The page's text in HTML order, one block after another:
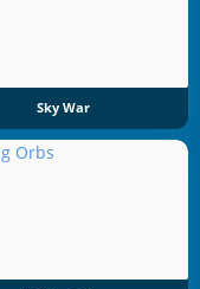
Sky War